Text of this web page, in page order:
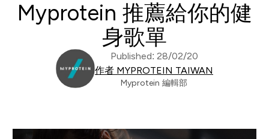
Myprotein 推薦給你的健
身歌單
Published: 28/02/20
作者 MYPROTEIN TAIWAN
Myprotein 編輯部